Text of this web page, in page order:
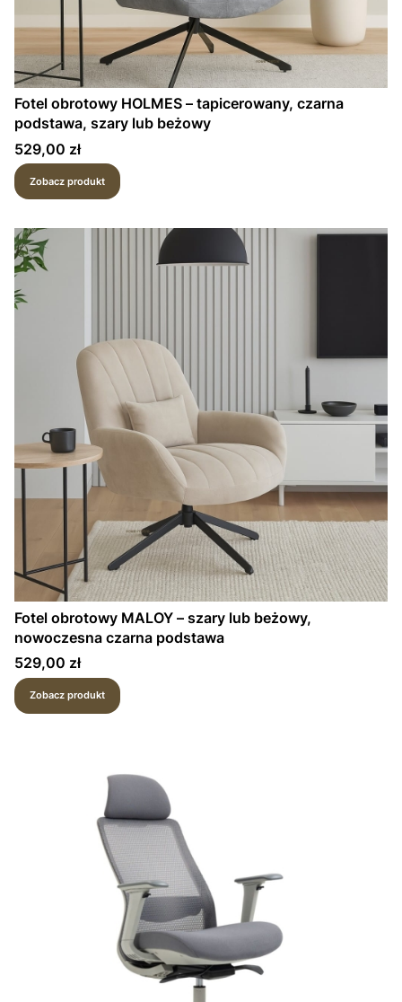
Fotel obrotowy HOLMES – tapicerowany, czarna
podstawa, szary lub beżowy
Cena
529,00 zł
Zobacz produkt
Fotel obrotowy MALOY – szary lub beżowy,
nowoczesna czarna podstawa
Cena
529,00 zł
Zobacz produkt